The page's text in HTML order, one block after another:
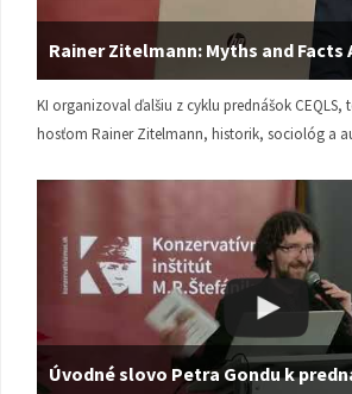
Rainer Zitelmann: Myths and
KI organizoval ďalšiu z cyklu prednášok CEQLS,
hosťom Rainer Zitelmann, historik, sociológ a
Úvodné slovo Petra Gondu k